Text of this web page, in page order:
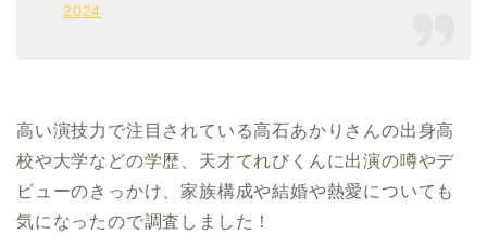
2024
高い演技力で注目されている高石あかりさんの出身高
校や大学などの学歴、天才てれびくんに出演の噂やデ
ビューのきっかけ、家族構成や結婚や熱愛についても
気になったので調査しました！